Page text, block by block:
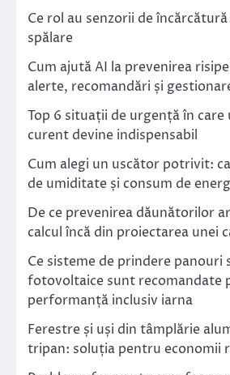
Ce rol au senzorii de
spălare
Cum ajută AI la prevenirea
alerte, recomandări și
Top 6 situații de urgență în
curent devine indispensabil
Cum alegi un uscător potrivit:
de umiditate și consum de
De ce prevenirea dăunătorilor
calcul încă din proiectarea unei
Ce sisteme de prindere panouri
fotovoltaice sunt recomandate
performanță inclusiv iarna
Ferestre și uși din tâmplărie
tripan: soluția pentru economii